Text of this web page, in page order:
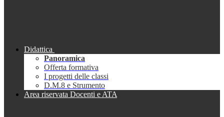
Didattica
Panoramica
Offerta formativa
I progetti delle classi
D.M.8 e Strumento
Area riservata Docenti e ATA